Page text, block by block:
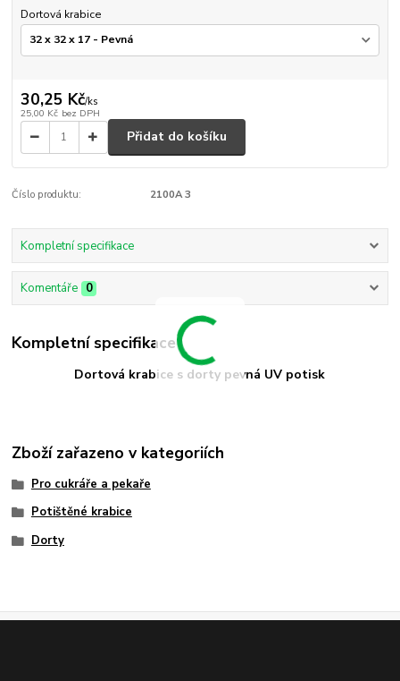
Dortová krabice
30,25 Kč/ks
25,00 Kč bez DPH
Přidat do košíku
Číslo produktu: 2100A 3
Kompletní specifikace
Komentáře 0
Kompletní specifikace
Dortová krabice s dorty pevná UV potisk
Zboží zařazeno v kategoriích
Pro cukráře a pekaře
Potištěné krabice
Dorty